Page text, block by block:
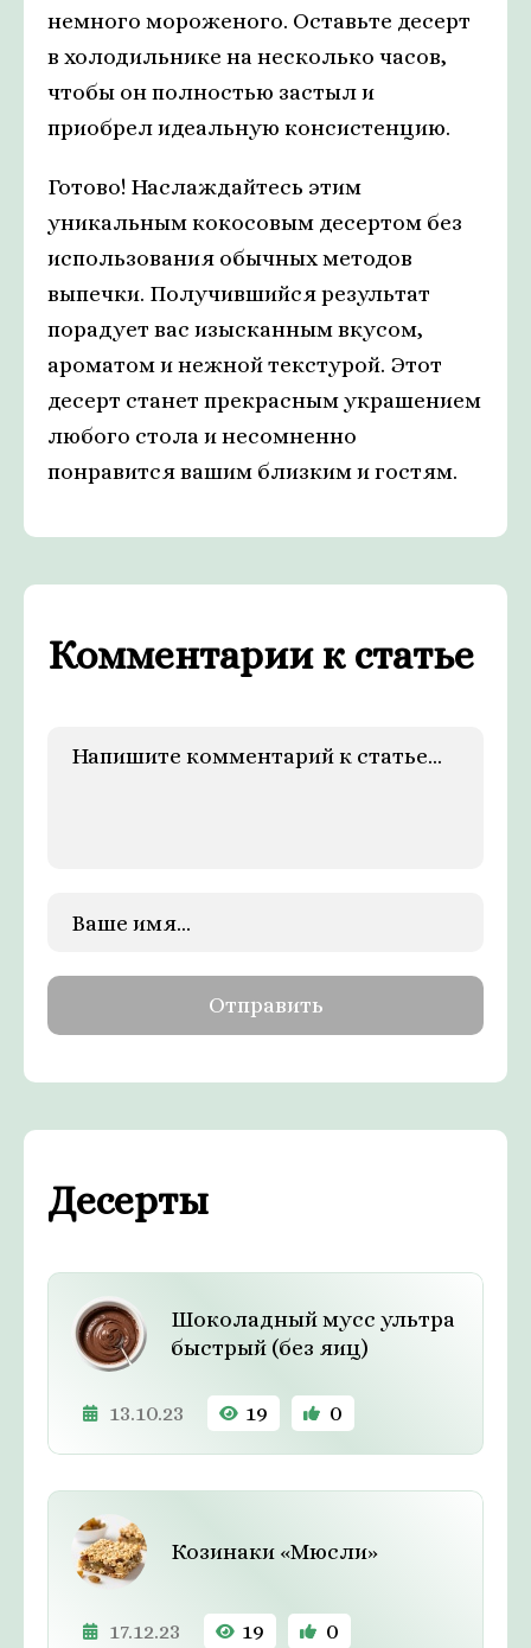
немного мороженого. Оставьте десерт
в холодильнике на несколько часов,
чтобы он полностью застыл и
приобрел идеальную консистенцию.
Готово! Наслаждайтесь этим
уникальным кокосовым десертом без
использования обычных методов
выпечки. Получившийся результат
порадует вас изысканным вкусом,
ароматом и нежной текстурой. Этот
десерт станет прекрасным украшением
любого стола и несомненно
понравится вашим близким и гостям.
Комментарии к статье
Десерты
Шоколадный мусс ультра
быстрый (без яиц)
13.10.23 19 0
Козинаки «Мюсли»
17.12.23 19 0